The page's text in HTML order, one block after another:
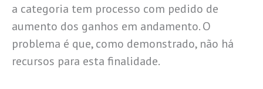
a categoria tem processo com pedido de
aumento dos ganhos em andamento. O
problema é que, como demonstrado, não há
recursos para esta finalidade.